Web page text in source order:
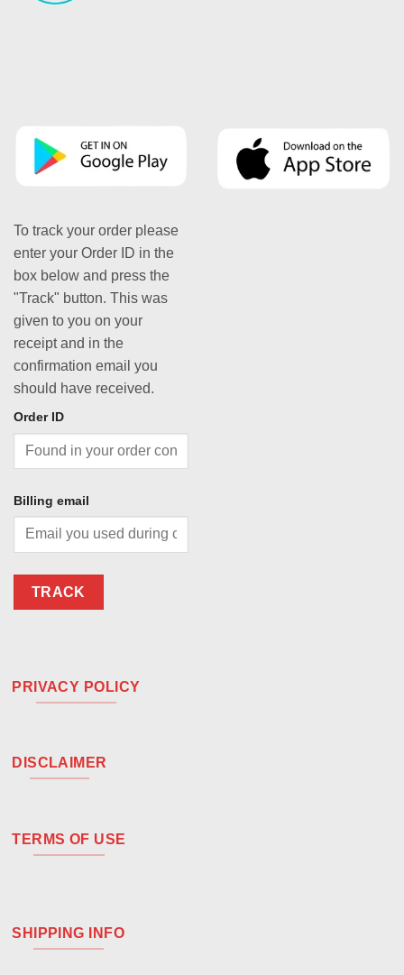
To track your order please
enter your Order ID in the
box below and press the
"Track" button. This was
given to you on your
receipt and in the
confirmation email you
should have received.
Order ID
Billing email
TRACK
PRIVACY POLICY
DISCLAIMER
TERMS OF USE
SHIPPING INFO